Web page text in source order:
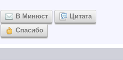
В Минюст
Цитата
Спасибо